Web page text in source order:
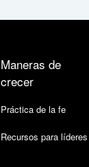
Maneras de
crecer
Práctica de la fe
Recursos para líderes